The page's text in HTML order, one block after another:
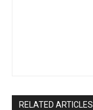
RELATED ARTICLES